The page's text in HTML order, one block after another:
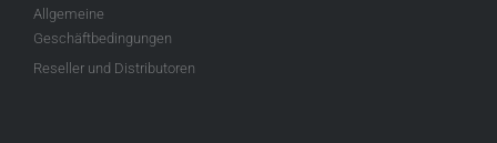
Allgemeine
Geschäftbedingungen
Reseller und Distributoren